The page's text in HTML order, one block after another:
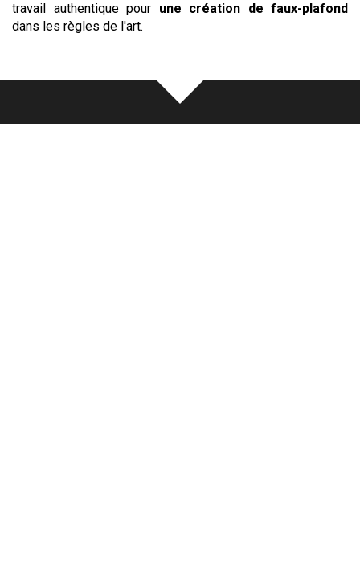
travail authentique pour une création de faux-plafond
dans les règles de l'art.